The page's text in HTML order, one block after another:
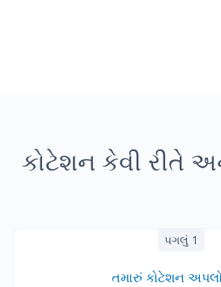
કોટેશન કેવી રીતે
પગલું 1
તમારું કોટેશન